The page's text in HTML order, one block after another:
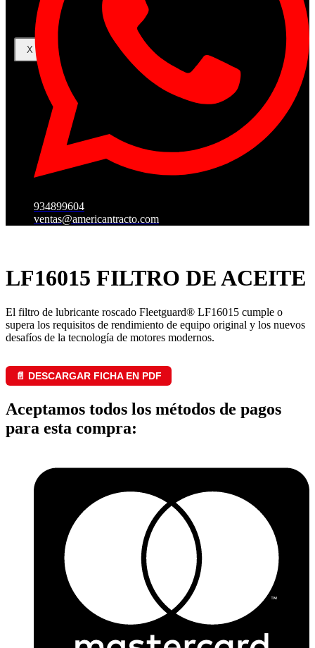
X
934899604
ventas@americantracto.com
LF16015 FILTRO DE ACEITE
El filtro de lubricante roscado Fleetguard® LF16015 cumple o
supera los requisitos de rendimiento de equipo original y los nuevos
desafíos de la tecnología de motores modernos.
📄 DESCARGAR FICHA EN PDF
Aceptamos todos los métodos de pagos
para esta compra: